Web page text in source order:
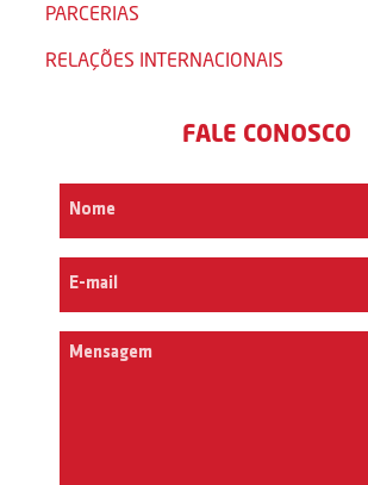
PARCERIAS
RELAÇÕES INTERNACIONAIS
FALE CONOSCO